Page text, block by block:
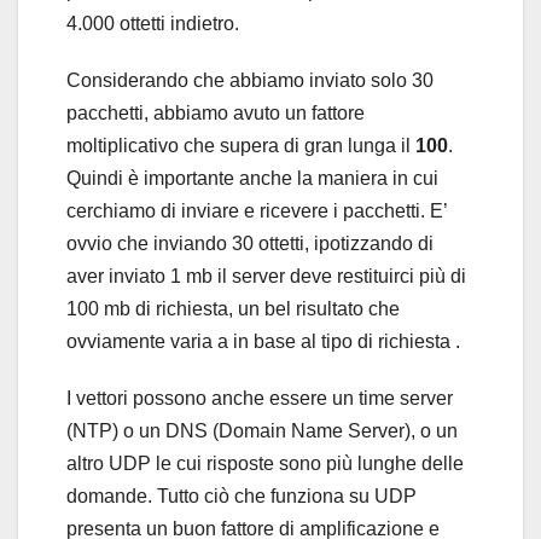
4.000 ottetti indietro.
Considerando che abbiamo inviato solo 30
pacchetti, abbiamo avuto un fattore
moltiplicativo che supera di gran lunga il 100.
Quindi è importante anche la maniera in cui
cerchiamo di inviare e ricevere i pacchetti. E’
ovvio che inviando 30 ottetti, ipotizzando di
aver inviato 1 mb il server deve restituirci più di
100 mb di richiesta, un bel risultato che
ovviamente varia a in base al tipo di richiesta .
I vettori possono anche essere un time server
(NTP) o un DNS (Domain Name Server), o un
altro UDP le cui risposte sono più lunghe delle
domande. Tutto ciò che funziona su UDP
presenta un buon fattore di amplificazione e